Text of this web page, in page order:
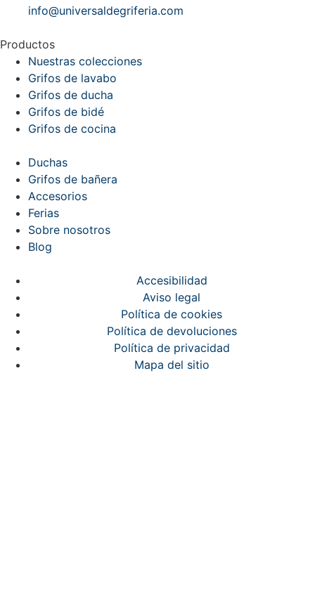
info@universaldegriferia.com
Productos
Nuestras colecciones
Grifos de lavabo
Grifos de ducha
Grifos de bidé
Grifos de cocina
Duchas
Grifos de bañera
Accesorios
Ferias
Sobre nosotros
Blog
Accesibilidad
Aviso legal
Política de cookies
Política de devoluciones
Política de privacidad
Mapa del sitio